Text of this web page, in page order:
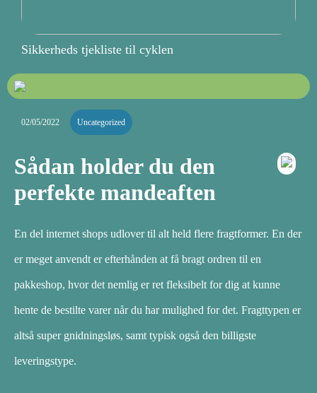
Sikkerheds tjekliste til cyklen
02/05/2022 Uncategorized
Sådan holder du den
perfekte mandeaften
En del internet shops udlover til alt held flere fragtformer. En der
er meget anvendt er efterhånden at få bragt ordren til en
pakkeshop, hvor det nemlig er ret fleksibelt for dig at kunne
hente de bestilte varer når du har mulighed for det. Fragttypen er
altså super gnidningsløs, samt typisk også den billigste
leveringstype.